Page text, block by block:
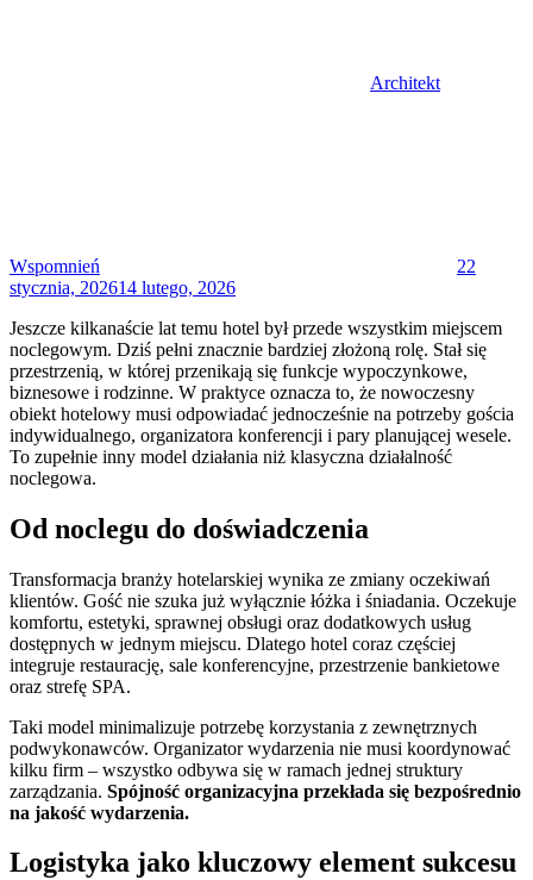
Architekt
Wspomnień
22
stycznia, 202614 lutego, 2026
Jeszcze kilkanaście lat temu hotel był przede wszystkim miejscem
noclegowym. Dziś pełni znacznie bardziej złożoną rolę. Stał się
przestrzenią, w której przenikają się funkcje wypoczynkowe,
biznesowe i rodzinne. W praktyce oznacza to, że nowoczesny
obiekt hotelowy musi odpowiadać jednocześnie na potrzeby gościa
indywidualnego, organizatora konferencji i pary planującej wesele.
To zupełnie inny model działania niż klasyczna działalność
noclegowa.
Od noclegu do doświadczenia
Transformacja branży hotelarskiej wynika ze zmiany oczekiwań
klientów. Gość nie szuka już wyłącznie łóżka i śniadania. Oczekuje
komfortu, estetyki, sprawnej obsługi oraz dodatkowych usług
dostępnych w jednym miejscu. Dlatego hotel coraz częściej
integruje restaurację, sale konferencyjne, przestrzenie bankietowe
oraz strefę SPA.
Taki model minimalizuje potrzebę korzystania z zewnętrznych
podwykonawców. Organizator wydarzenia nie musi koordynować
kilku firm – wszystko odbywa się w ramach jednej struktury
zarządzania. Spójność organizacyjna przekłada się bezpośrednio
na jakość wydarzenia.
Logistyka jako kluczowy element sukcesu